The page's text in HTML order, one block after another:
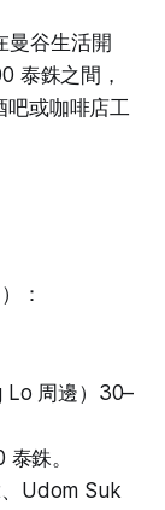
曼谷生活開
泰銖之間，
吧或咖啡店工
：
Lo 周邊）30–
銖。
Udom Suk